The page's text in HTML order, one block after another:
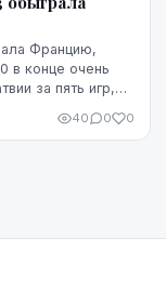
Францию,
в конце очень
за пять игр,
40 0 0